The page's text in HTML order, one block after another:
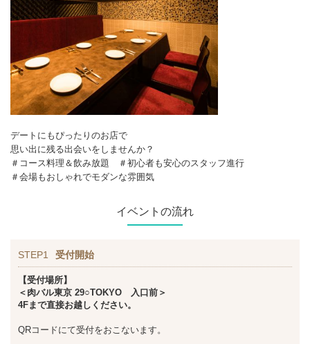
デートにもぴったりのお店で
思い出に残る出会いをしませんか？
＃コース料理＆飲み放題 ＃初心者も安心のスタッフ進行
＃会場もおしゃれでモダンな雰囲気
イベントの流れ
STEP1 受付開始
【受付場所】
＜肉バル東京 29○TOKYO 入口前＞
4Fまで直接お越しください。
QRコードにて受付をおこないます。